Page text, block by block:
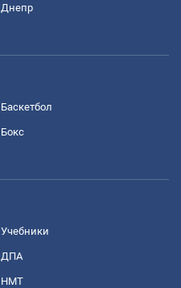
Днепр
Баскетбол
Бокс
Учебники
ДПА
НМТ